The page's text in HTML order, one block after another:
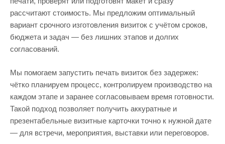
рассчитают стоимость. Мы предложим оптимальный
вариант срочного изготовления визиток с учётом сроков,
бюджета и задач — без лишних этапов и долгих
согласований.
Мы помогаем запустить печать визиток без задержек:
чётко планируем процесс, контролируем производство на
каждом этапе и заранее согласовываем время готовности.
Такой подход позволяет получить аккуратные и
презентабельные визитные карточки точно к нужной дате
— для встречи, мероприятия, выставки или переговоров.